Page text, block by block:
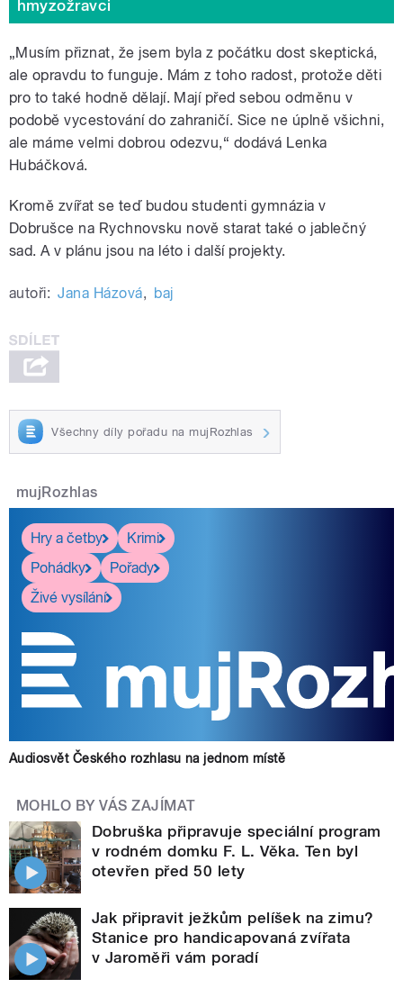
hmyzožravci
„Musím přiznat, že jsem byla z počátku dost skeptická,
ale opravdu to funguje. Mám z toho radost, protože děti
pro to také hodně dělají. Mají před sebou odměnu v
podobě vycestování do zahraničí. Sice ne úplně všichni,
ale máme velmi dobrou odezvu,“ dodává Lenka
Hubáčková.
Kromě zvířat se teď budou studenti gymnázia v
Dobrušce na Rychnovsku nově starat také o jablečný
sad. A v plánu jsou na léto i další projekty.
autoři: Jana Házová, baj
Všechny díly pořadu na mujRozhlas
mujRozhlas
Hry a četby
Krimi
Pohádky
Pořady
Živé vysílání
Audiosvět Českého rozhlasu na jednom místě
MOHLO BY VÁS ZAJÍMAT
Dobruška připravuje speciální program
v rodném domku F. L. Věka. Ten byl
otevřen před 50 lety
Jak připravit ježkům pelíšek na zimu?
Stanice pro handicapovaná zvířata
v Jaroměři vám poradí